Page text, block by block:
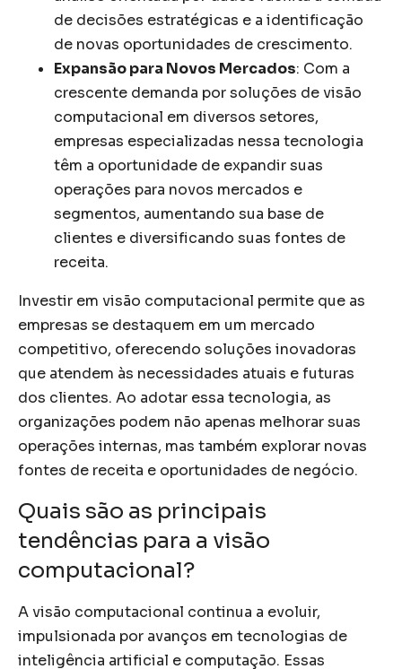
de decisões estratégicas e a identificação
de novas oportunidades de crescimento.
Expansão para Novos Mercados: Com a
crescente demanda por soluções de visão
computacional em diversos setores,
empresas especializadas nessa tecnologia
têm a oportunidade de expandir suas
operações para novos mercados e
segmentos, aumentando sua base de
clientes e diversificando suas fontes de
receita.
Investir em visão computacional permite que as
empresas se destaquem em um mercado
competitivo, oferecendo soluções inovadoras
que atendem às necessidades atuais e futuras
dos clientes. Ao adotar essa tecnologia, as
organizações podem não apenas melhorar suas
operações internas, mas também explorar novas
fontes de receita e oportunidades de negócio.
Quais são as principais
tendências para a visão
computacional?
A visão computacional continua a evoluir,
impulsionada por avanços em tecnologias de
inteligência artificial e computação. Essas